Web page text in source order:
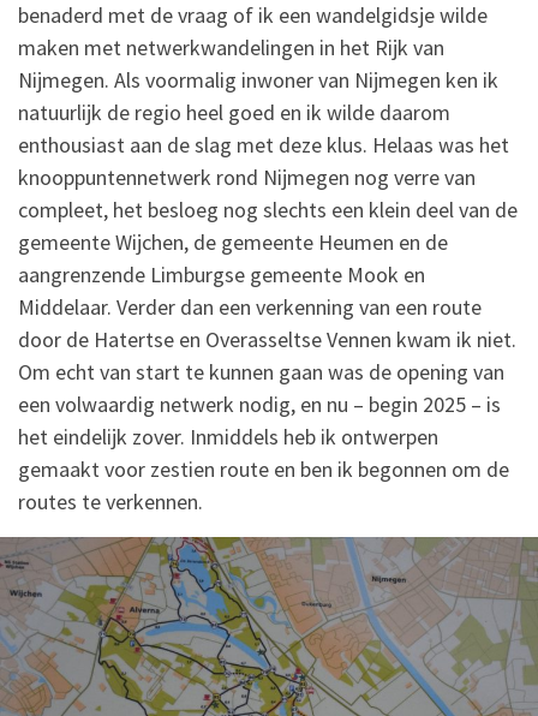
benaderd met de vraag of ik een wandelgidsje wilde
maken met netwerkwandelingen in het Rijk van
Nijmegen. Als voormalig inwoner van Nijmegen ken ik
natuurlijk de regio heel goed en ik wilde daarom
enthousiast aan de slag met deze klus. Helaas was het
knooppuntennetwerk rond Nijmegen nog verre van
compleet, het besloeg nog slechts een klein deel van de
gemeente Wijchen, de gemeente Heumen en de
aangrenzende Limburgse gemeente Mook en
Middelaar. Verder dan een verkenning van een route
door de Hatertse en Overasseltse Vennen kwam ik niet.
Om echt van start te kunnen gaan was de opening van
een volwaardig netwerk nodig, en nu – begin 2025 – is
het eindelijk zover. Inmiddels heb ik ontwerpen
gemaakt voor zestien route en ben ik begonnen om de
routes te verkennen.